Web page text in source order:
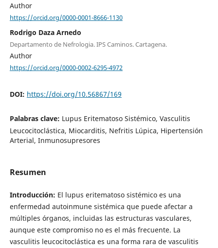
Author
https://orcid.org/0000-0001-8666-1130
Rodrigo Daza Arnedo
Departamento de Nefrologia. IPS Caminos. Cartagena.
Author
https://orcid.org/0000-0002-6295-4972
DOI: https://doi.org/10.56867/169
Palabras clave: Lupus Eritematoso Sistémico, Vasculitis
Leucocitoclástica, Miocarditis, Nefritis Lúpica, Hipertensión
Arterial, Inmunosupresores
Resumen
Introducción: El lupus eritematoso sistémico es una
enfermedad autoinmune sistémica que puede afectar a
múltiples órganos, incluidas las estructuras vasculares,
aunque este compromiso no es el más frecuente. La
vasculitis leucocitoclástica es una forma rara de vasculitis